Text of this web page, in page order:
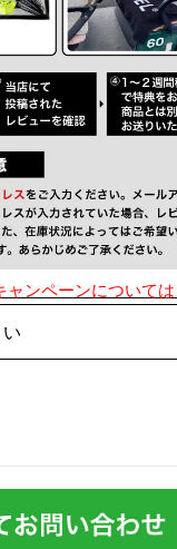
ャンペーンについて